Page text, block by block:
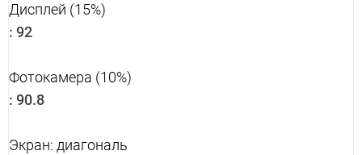
Дисплей (15%)
: 92
Фотокамера (10%)
: 90.8
Экран: диагональ